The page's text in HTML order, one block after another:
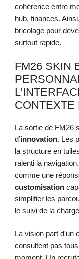
cohérence entre
hub, finances.
bricolage pour
surtout rapide.
FM26 SKIN
CONTEXTE
La sortie de FM26
d’innovation. Les
la structure en
ralenti la
comme une
customisation
simplifier les
le suivi de la
La vision part d’un
consultent pas